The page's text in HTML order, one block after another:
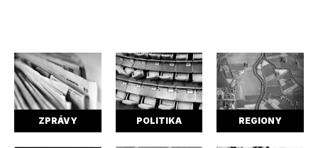
ZPRÁVY POLITIKA REGIONY